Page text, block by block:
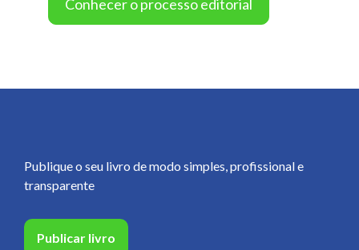
Conhecer o processo editorial
Publique o seu livro de modo simples, profissional e
transparente
Publicar livro